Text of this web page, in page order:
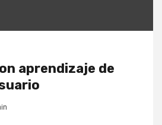
aprendizaje de